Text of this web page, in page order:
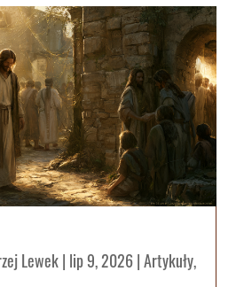
Lewek| lip 9, 2026|Artykuły,